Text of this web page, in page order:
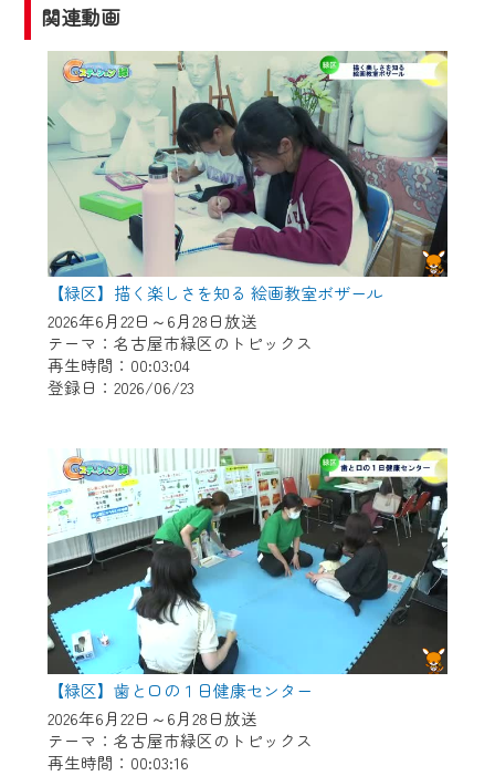
関連動画
【緑区】描く楽しさを知る 絵画教室ボザール
2026年6月22日～6月28日放送
テーマ：名古屋市緑区のトピックス
再生時間：00:03:04
登録日：2026/06/23
【緑区】歯と口の１日健康センター
2026年6月22日～6月28日放送
テーマ：名古屋市緑区のトピックス
再生時間：00:03:16
2024年9月24日からはご加入者様へのサー
ビス向上のため、
『CCNet Web TV』を利用いただくには、
一部コンテンツを除き、
CCNetサービスへの加入と『CCNetマイ
ページ※』へのログインが必要となりま
す。
何卒、ご理解ご了承の程よろしくお願い
いたします。
※マイページへのログインには、MyIDが必
要となります。
※MyIDとは、CCNet Web TVを含むCCNetの
各種サービスをご利用頂くためのIDです。
で設定できます。
（GmailやYahooなどのフリーメールアドレ
スでも作成可能です）
※マイページへのログイン・MyIDの新規登
録はこちらから
※CCNetアプリをご利用中の方は引き続き
ご視聴いただけます。
＜メンテナンス情報＞
CCNetWebTVのリニューアルにともないメ
ンテナンス作業を予定しています。